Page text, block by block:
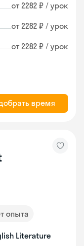
от 2282 ₽ / урок
от 2282 ₽ / урок
от 2282 ₽ / урок
время
опыта
Literature